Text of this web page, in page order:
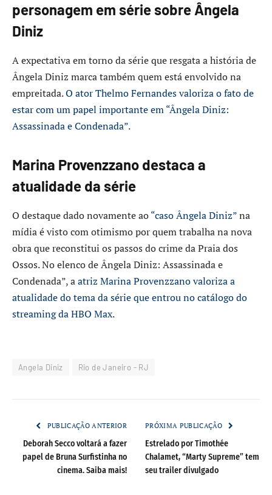
personagem em série sobre Ângela
Diniz
A expectativa em torno da série que resgata a história de
Ângela Diniz marca também quem está envolvido na
empreitada.O ator Thelmo Fernandes valoriza o fato de
estar com um papel importante em “Ângela Diniz:
Assassinada e Condenada”.
Marina Provenzzano destaca a
atualidade da série
O destaque dado novamente ao“caso Ângela Diniz”na
mídia é visto com otimismo por quem trabalha na nova
obra que reconstitui os passos do crime da Praia dos
Ossos. No elenco de Ângela Diniz: Assassinada e
Condenada”, aatriz Marina Provenzzano valoriza a
atualidade do tema da série que entrou no catálogo do
streaming da HBO Max.
Angela Diniz Rio de Janeiro - RJ
PUBLICAÇÃO ANTERIOR
Deborah Secco voltará a fazer
papel de Bruna Surfistinha no
cinema. Saiba mais!
PRÓXIMA PUBLICAÇÃO
Estrelado por Timothée
Chalamet, “Marty Supreme” tem
seu trailer divulgado